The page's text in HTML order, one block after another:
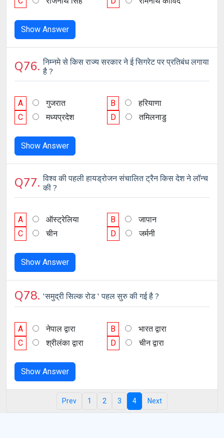
Show Answer
Q76.निम्नमे से किस राज्य सरकार ने ई सिगरेट पर प्रतिबंध लगाया
है ?
A गुजरात B
हरियाणा
C
मध्यप्रदेश D तमिलनाडु
Show Answer
Q77.विश्व की पहली हायड्रोजन संचालित ट्रैन किस देश ने लॉन्च
की ?
A ऑस्ट्रेलिया B
जापान
C
चीन D जर्मनी
Show Answer
Q78. 'समुद्री सिल्क रोड ' पहल सुरु की गई है ?
A नेपाल द्वारा B
भारत द्वारा
C
श्रीलंका द्वारा D चीन द्वारा
Show Answer
Prev 1 2 3 4 Next